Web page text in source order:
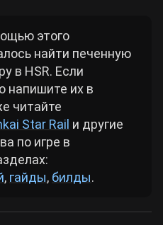
этого
найти печенную
в HSR. Если
напишите их в
читайте
Star Rail и другие
по игре в
, гайды, билды.